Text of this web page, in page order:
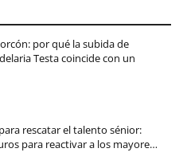
por qué la subida de
Testa coincide con un
rescatar el talento sénior:
para reactivar a los mayore…